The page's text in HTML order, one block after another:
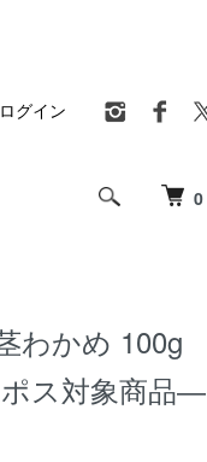
0
ログイン
わかめ 100g
ス対象商品―